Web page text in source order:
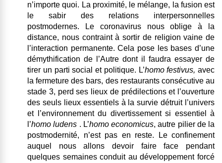
n’importe quoi. La proximité, le mélange, la fusion est
le sabir des relations interpersonnelles
postmodernes. Le coronavirus nous oblige à la
distance, nous contraint à sortir de religion vaine de
l’interaction permanente. Cela pose les bases d’une
démythification de l’Autre dont il faudra essayer de
tirer un parti social et politique. L’homo festivus, avec
la fermeture des bars, des restaurants consécutive au
stade 3, perd ses lieux de prédilections et l’ouverture
des seuls lieux essentiels à la survie détruit l’univers
et l’environnement du divertissement si essentiel à
l’homo ludens . L’homo economicus, autre pilier de la
postmodernité, n’est pas en reste. Le confinement
auquel nous allons devoir faire face pendant
quelques semaines conduit au développement forcé